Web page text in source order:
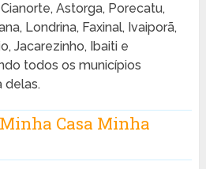
Astorga, Porecatu,
Londrina, Faxinal, Ivaiporã,
Jacarezinho, Ibaiti e
todos os municípios
delas.
Casa Minha